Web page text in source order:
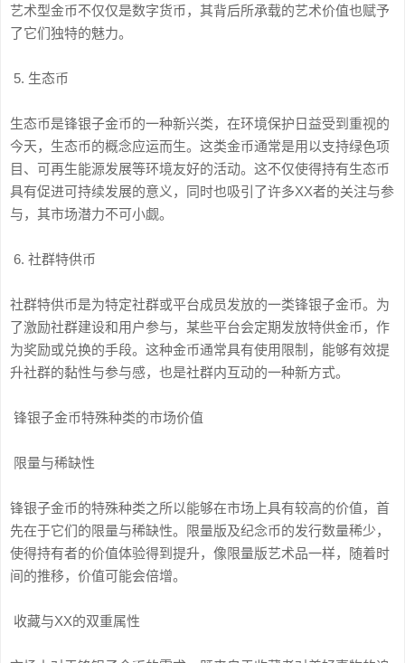
艺术型金币不仅仅是数字货币，其背后所承载的艺术价值也赋予
了它们独特的魅力。
5. 生态币
生态币是锋银子金币的一种新兴类，在环境保护日益受到重视的
今天，生态币的概念应运而生。这类金币通常是用以支持绿色项
目、可再生能源发展等环境友好的活动。这不仅使得持有生态币
具有促进可持续发展的意义，同时也吸引了许多XX者的关注与参
与，其市场潜力不可小觑。
6. 社群特供币
社群特供币是为特定社群或平台成员发放的一类锋银子金币。为
了激励社群建设和用户参与，某些平台会定期发放特供金币，作
为奖励或兑换的手段。这种金币通常具有使用限制，能够有效提
升社群的黏性与参与感，也是社群内互动的一种新方式。
锋银子金币特殊种类的市场价值
限量与稀缺性
锋银子金币的特殊种类之所以能够在市场上具有较高的价值，首
先在于它们的限量与稀缺性。限量版及纪念币的发行数量稀少，
使得持有者的价值体验得到提升，像限量版艺术品一样，随着时
间的推移，价值可能会倍增。
收藏与XX的双重属性